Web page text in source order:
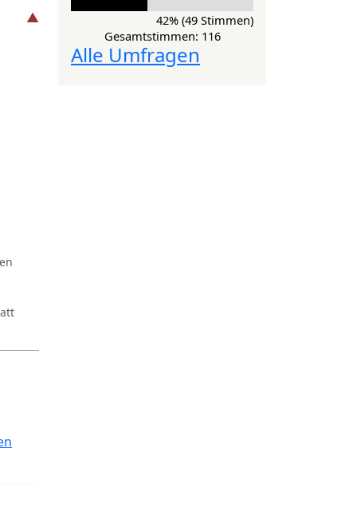
42% (49 Stimmen)
Gesamtstimmen: 116
Alle Umfragen